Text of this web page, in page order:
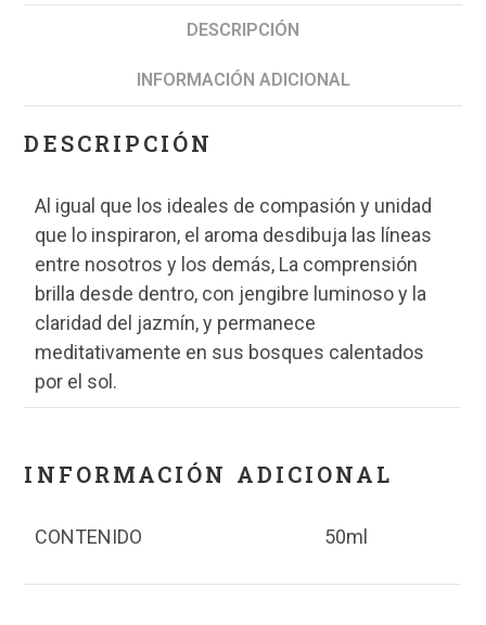
DESCRIPCIÓN
INFORMACIÓN ADICIONAL
DESCRIPCIÓN
Al igual que los ideales de compasión y unidad
que lo inspiraron, el aroma desdibuja las líneas
entre nosotros y los demás, La comprensión
brilla desde dentro, con jengibre luminoso y la
claridad del jazmín, y permanece
meditativamente en sus bosques calentados
por el sol.
INFORMACIÓN ADICIONAL
CONTENIDO 50ml